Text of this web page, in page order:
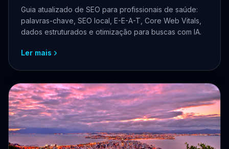
Guia atualizado de SEO para profissionais de saúde:
palavras-chave, SEO local, E-E-A-T, Core Web Vitals,
dados estruturados e otimização para buscas com IA.
Ler mais